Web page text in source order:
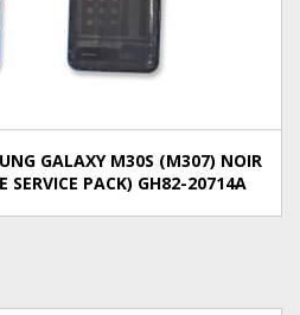
GALAXY M30S (M307) NOIR
SERVICE PACK) GH82-20714A